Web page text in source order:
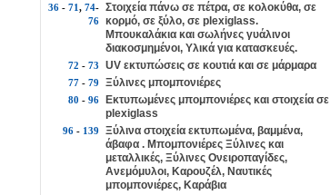
36 - 71, 74-
76
Στοιχεία πάνω σε πέτρα, σε κολοκύθα, σε
κορμό, σε ξύλο, σε plexiglass.
Μπουκαλάκια και σωλήνες γυάλινοι
διακοσμημένοι, Υλικά για κατασκευές.
72 - 73 UV εκτυπώσεις σε κουτιά και σε μάρμαρα
77 - 79 Ξύλινες μπομπονιέρες
80 - 96
Εκτυπωμένες μπομπονιέρες και στοιχεία σε
plexiglass
96 - 139
Ξύλινα στοιχεία εκτυπωμένα, βαμμένα,
άβαφα . Μπομπονιέρες Ξύλινες και
μεταλλικές, Ξύλινες Ονειροπαγίδες,
Ανεμόμυλοι, Καρουζέλ, Ναυτικές
μπομπονιέρες, Καράβια